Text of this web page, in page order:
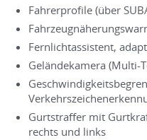
Fahrerprofile (über
Fernlichtassistent,
Geländekamera (Multi-
Gurtstraffer mit
rechts und links